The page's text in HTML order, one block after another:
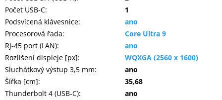
Počet USB-C:
1
Podsvícená klávesnice:
ano
Procesorová řada:
Core Ultra 9
RJ-45 port (LAN):
ano
Rozlišení displeje [px]:
WQXGA (2560 x 1600)
Sluchátkový výstup 3,5 mm:
ano
Šířka [cm]:
35,68
Thunderbolt 4 (USB-C):
ano